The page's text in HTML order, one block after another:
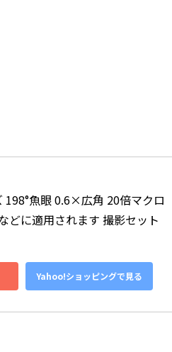
魚眼 0.6×広角 20倍マクロ
どに適用されます 撮影セット
Yahoo!ショッピングで見る